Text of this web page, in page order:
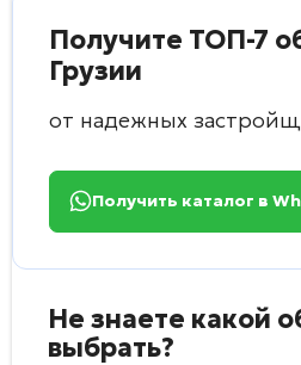
Получите ТОП-7
Грузии
от надежных
Получить каталог в
Не знаете какой
выбрать?